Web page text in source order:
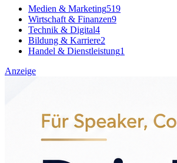
Medien & Marketing519
Wirtschaft & Finanzen9
Technik & Digital4
Bildung & Karriere2
Handel & Dienstleistung1
Anzeige